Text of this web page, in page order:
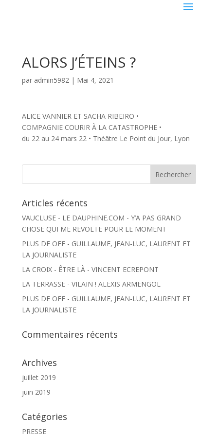
ALORS J’ÉTEINS ?
par admin5982| Mai 4, 2021
ALICE VANNIER ET SACHA RIBEIRO •
COMPAGNIE COURIR À LA CATASTROPHE •
du 22 au 24 mars 22 • Théâtre Le Point du Jour, Lyon
Articles récents
VAUCLUSE - LE DAUPHINE.COM - Y’A PAS GRAND
CHOSE QUI ME REVOLTE POUR LE MOMENT
PLUS DE OFF - GUILLAUME, JEAN-LUC, LAURENT ET
LA JOURNALISTE
LA CROIX - ÊTRE LÀ - VINCENT ECREPONT
LA TERRASSE - VILAIN ! ALEXIS ARMENGOL
PLUS DE OFF - GUILLAUME, JEAN-LUC, LAURENT ET
LA JOURNALISTE
Commentaires récents
Archives
juillet 2019
juin 2019
Catégories
PRESSE